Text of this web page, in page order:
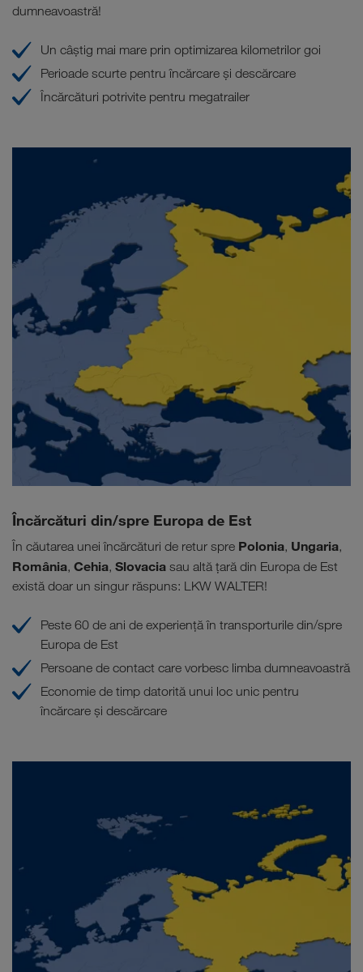
dumneavoastră!
Un câștig mai mare prin optimizarea kilometrilor goi
Perioade scurte pentru încărcare și descărcare
Încărcături potrivite pentru megatrailer
Încărcături din/spre Europa de Est
În căutarea unei încărcături de retur spre Polonia, Ungaria,
România, Cehia, Slovacia sau altă țară din Europa de Est
există doar un singur răspuns: LKW WALTER!
Peste 60 de ani de experienţă în transporturile din/spre
Europa de Est
Persoane de contact care vorbesc limba dumneavoastră
Economie de timp datorită unui loc unic pentru
încărcare și descărcare